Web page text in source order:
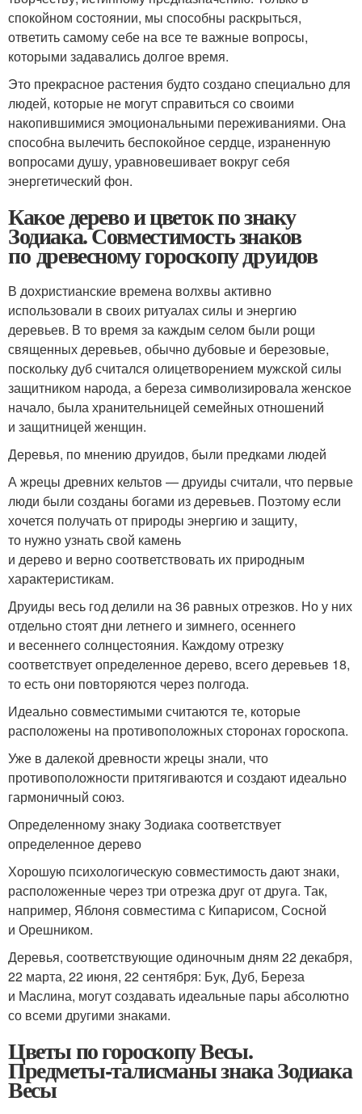
спокойном состоянии, мы способны раскрыться,
ответить самому себе на все те важные вопросы,
которыми задавались долгое время.
Это прекрасное растения будто создано специально для
людей, которые не могут справиться со своими
накопившимися эмоциональными переживаниями. Она
способна вылечить беспокойное сердце, израненную
вопросами душу, уравновешивает вокруг себя
энергетический фон.
Какое дерево и цветок по знаку
Зодиака. Совместимость знаков
по древесному гороскопу друидов
В дохристианские времена волхвы активно
использовали в своих ритуалах силы и энергию
деревьев. В то время за каждым селом были рощи
священных деревьев, обычно дубовые и березовые,
поскольку дуб считался олицетворением мужской силы
защитником народа, а береза символизировала женское
начало, была хранительницей семейных отношений
и защитницей женщин.
Деревья, по мнению друидов, были предками людей
А жрецы древних кельтов — друиды считали, что первые
люди были созданы богами из деревьев. Поэтому если
хочется получать от природы энергию и защиту,
то нужно узнать свой камень
и дерево и верно соответствовать их природным
характеристикам.
Друиды весь год делили на 36 равных отрезков. Но у них
отдельно стоят дни летнего и зимнего, осеннего
и весеннего солнцестояния. Каждому отрезку
соответствует определенное дерево, всего деревьев 18,
то есть они повторяются через полгода.
Идеально совместимыми считаются те, которые
расположены на противоположных сторонах гороскопа.
Уже в далекой древности жрецы знали, что
противоположности притягиваются и создают идеально
гармоничный союз.
Определенному знаку Зодиака соответствует
определенное дерево
Хорошую психологическую совместимость дают знаки,
расположенные через три отрезка друг от друга. Так,
например, Яблоня совместима с Кипарисом, Сосной
и Орешником.
Деревья, соответствующие одиночным дням 22 декабря,
22 марта, 22 июня, 22 сентября: Бук, Дуб, Береза
и Маслина, могут создавать идеальные пары абсолютно
со всеми другими знаками.
Цветы по гороскопу Весы.
Предметы-талисманы знака Зодиака
Весы